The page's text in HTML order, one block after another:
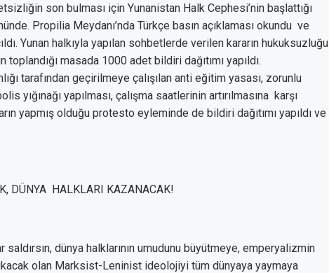
son bulması için Yunanistan Halk Cephesi’nin başlattığı
Propilia Meydanı’nda Türkçe basın açıklaması okundu ve
Yunan halkıyla yapılan sohbetlerde verilen kararın hukuksuzluğu
toplandığı masada 1000 adet bildiri dağıtımı yapıldı.
tarafından geçirilmeye çalışılan anti eğitim yasası, zorunlu
yığınağı yapılması, çalışma saatlerinin artırılmasına karşı
yapmış olduğu protesto eyleminde de bildiri dağıtımı yapıldı ve
DÜNYA HALKLARI KAZANACAK!
dünya halklarının umudunu büyütmeye, emperyalizmin
olan Marksist-Leninist ideolojiyi tüm dünyaya yaymaya